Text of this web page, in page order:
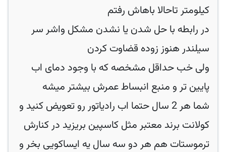
کیلومتر تاحالا باهاش رفتم
در رابطه با حل شدن یا نشدن مشکل واشر سر
سیلندر هنوز زوده قضاوت کردن
ولی خب حداقل مشخصه که با وجود دمای اب
پایین تر و منبع انبساط عمرش بیشتر میشه
شما هر 2 سال حتما اب رادیاتور رو تعویض کنید و
کولانت برند معتبر مثل کاسپین بریزید در کنارش
ترموستات هم هر دو سه سال یه ایساکویی بخر و